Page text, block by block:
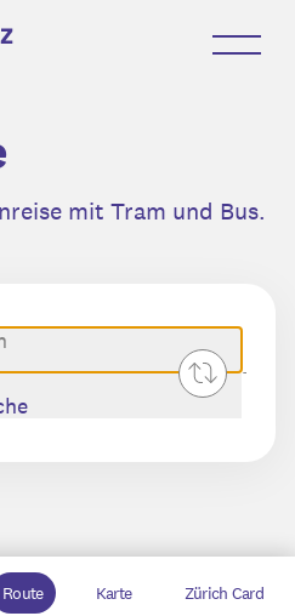
mit Tram und Bus.
Swap
Route Karte Zürich Card